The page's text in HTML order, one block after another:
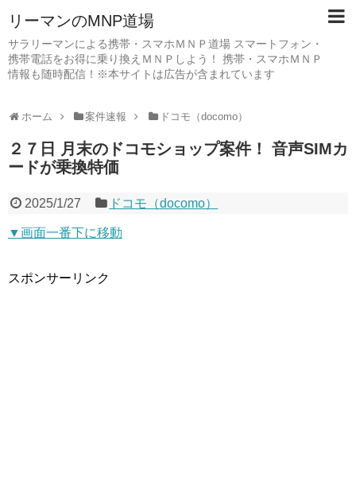
リーマンのMNP道場
サラリーマンによる携帯・スマホＭＮＰ道場 スマートフォン・
携帯電話をお得に乗り換えＭＮＰしよう！ 携帯・スマホＭＮＰ
情報も随時配信！※本サイトは広告が含まれています
ホーム 案件速報 ドコモ（docomo）
２７日 月末のドコモショップ案件！ 音声SIMカ
ードが乗換特価
2025/1/27 ドコモ（docomo）
▼画面一番下に移動
スポンサーリンク